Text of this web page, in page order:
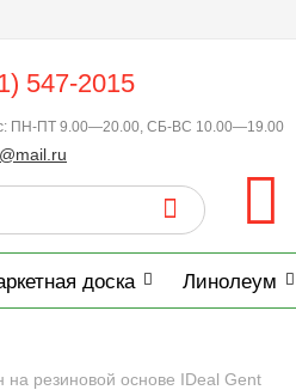
547-2015
ПН-ПТ 9.00—20.00, СБ-ВС 10.00—19.00
доска Линолеум
на резиновой основе IDeal Gent